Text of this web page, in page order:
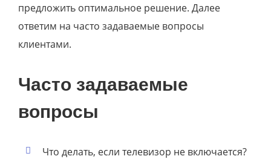
предложить оптимальное решение. Далее
ответим на часто задаваемые вопросы
клиентами.
Часто задаваемые
вопросы
Что делать, если телевизор не включается?